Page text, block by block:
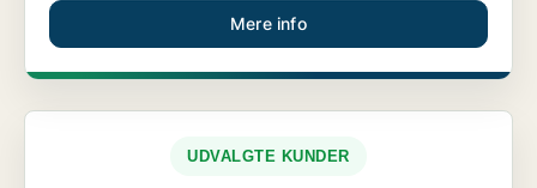
Mere info
UDVALGTE KUNDER